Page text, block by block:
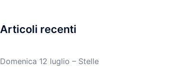
Articoli recenti
Domenica 12 luglio – Stelle